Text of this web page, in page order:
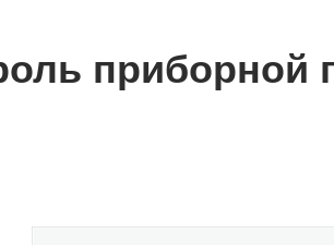
Автошампунь
приборной